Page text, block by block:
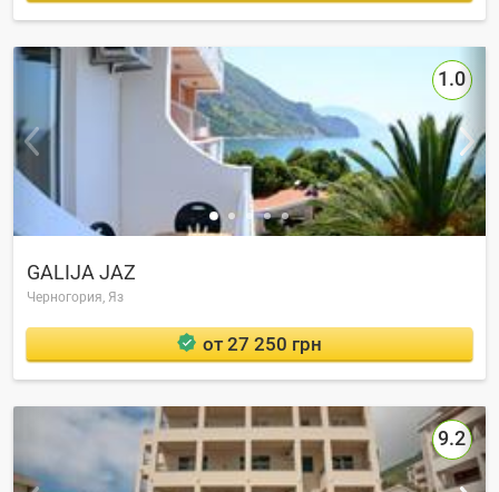
1.0
GALIJA JAZ
Черногория, Яз
от 27 250 грн
9.2